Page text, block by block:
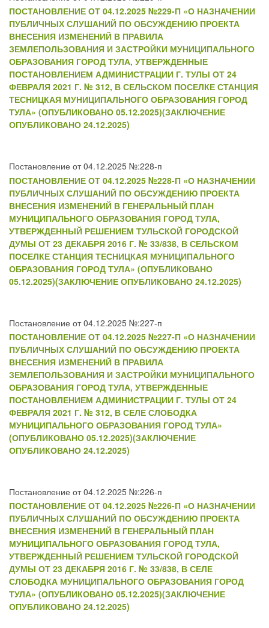
ПОСТАНОВЛЕНИЕ ОТ 04.12.2025 №229-П «О НАЗНАЧЕНИИ
ПУБЛИЧНЫХ СЛУШАНИЙ ПО ОБСУЖДЕНИЮ ПРОЕКТА
ВНЕСЕНИЯ ИЗМЕНЕНИЙ В ПРАВИЛА
ЗЕМЛЕПОЛЬЗОВАНИЯ И ЗАСТРОЙКИ МУНИЦИПАЛЬНОГО
ОБРАЗОВАНИЯ ГОРОД ТУЛА, УТВЕРЖДЕННЫЕ
ПОСТАНОВЛЕНИЕМ АДМИНИСТРАЦИИ Г. ТУЛЫ ОТ 24
ФЕВРАЛЯ 2021 Г. № 312, В СЕЛЬСКОМ ПОСЕЛКЕ СТАНЦИЯ
ТЕСНИЦКАЯ МУНИЦИПАЛЬНОГО ОБРАЗОВАНИЯ ГОРОД
ТУЛА» (ОПУБЛИКОВАНО 05.12.2025)(ЗАКЛЮЧЕНИЕ
ОПУБЛИКОВАНО 24.12.2025)
Постановление от 04.12.2025 №:228-п
ПОСТАНОВЛЕНИЕ ОТ 04.12.2025 №228-П «О НАЗНАЧЕНИИ
ПУБЛИЧНЫХ СЛУШАНИЙ ПО ОБСУЖДЕНИЮ ПРОЕКТА
ВНЕСЕНИЯ ИЗМЕНЕНИЙ В ГЕНЕРАЛЬНЫЙ ПЛАН
МУНИЦИПАЛЬНОГО ОБРАЗОВАНИЯ ГОРОД ТУЛА,
УТВЕРЖДЕННЫЙ РЕШЕНИЕМ ТУЛЬСКОЙ ГОРОДСКОЙ
ДУМЫ ОТ 23 ДЕКАБРЯ 2016 Г. № 33/838, В СЕЛЬСКОМ
ПОСЕЛКЕ СТАНЦИЯ ТЕСНИЦКАЯ МУНИЦИПАЛЬНОГО
ОБРАЗОВАНИЯ ГОРОД ТУЛА» (ОПУБЛИКОВАНО
05.12.2025)(ЗАКЛЮЧЕНИЕ ОПУБЛИКОВАНО 24.12.2025)
Постановление от 04.12.2025 №:227-п
ПОСТАНОВЛЕНИЕ ОТ 04.12.2025 №227-П «О НАЗНАЧЕНИИ
ПУБЛИЧНЫХ СЛУШАНИЙ ПО ОБСУЖДЕНИЮ ПРОЕКТА
ВНЕСЕНИЯ ИЗМЕНЕНИЙ В ПРАВИЛА
ЗЕМЛЕПОЛЬЗОВАНИЯ И ЗАСТРОЙКИ МУНИЦИПАЛЬНОГО
ОБРАЗОВАНИЯ ГОРОД ТУЛА, УТВЕРЖДЕННЫЕ
ПОСТАНОВЛЕНИЕМ АДМИНИСТРАЦИИ Г. ТУЛЫ ОТ 24
ФЕВРАЛЯ 2021 Г. № 312, В СЕЛЕ СЛОБОДКА
МУНИЦИПАЛЬНОГО ОБРАЗОВАНИЯ ГОРОД ТУЛА»
(ОПУБЛИКОВАНО 05.12.2025)(ЗАКЛЮЧЕНИЕ
ОПУБЛИКОВАНО 24.12.2025)
Постановление от 04.12.2025 №:226-п
ПОСТАНОВЛЕНИЕ ОТ 04.12.2025 №226-П «О НАЗНАЧЕНИИ
ПУБЛИЧНЫХ СЛУШАНИЙ ПО ОБСУЖДЕНИЮ ПРОЕКТА
ВНЕСЕНИЯ ИЗМЕНЕНИЙ В ГЕНЕРАЛЬНЫЙ ПЛАН
МУНИЦИПАЛЬНОГО ОБРАЗОВАНИЯ ГОРОД ТУЛА,
УТВЕРЖДЕННЫЙ РЕШЕНИЕМ ТУЛЬСКОЙ ГОРОДСКОЙ
ДУМЫ ОТ 23 ДЕКАБРЯ 2016 Г. № 33/838, В СЕЛЕ
СЛОБОДКА МУНИЦИПАЛЬНОГО ОБРАЗОВАНИЯ ГОРОД
ТУЛА» (ОПУБЛИКОВАНО 05.12.2025)(ЗАКЛЮЧЕНИЕ
ОПУБЛИКОВАНО 24.12.2025)